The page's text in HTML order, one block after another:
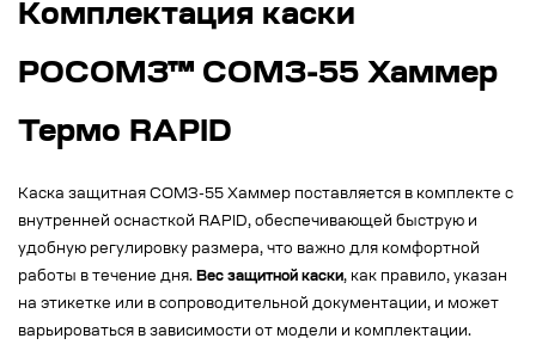
Комплектация каски
РОСОМЗ™ СОМЗ-55 Хаммер
Термо RAPID
Каска защитная СОМЗ-55 Хаммер поставляется в комплекте с
внутренней оснасткой RAPID, обеспечивающей быструю и
удобную регулировку размера, что важно для комфортной
работы в течение дня. Вес защитной каски, как правило, указан
на этикетке или в сопроводительной документации, и может
варьироваться в зависимости от модели и комплектации.